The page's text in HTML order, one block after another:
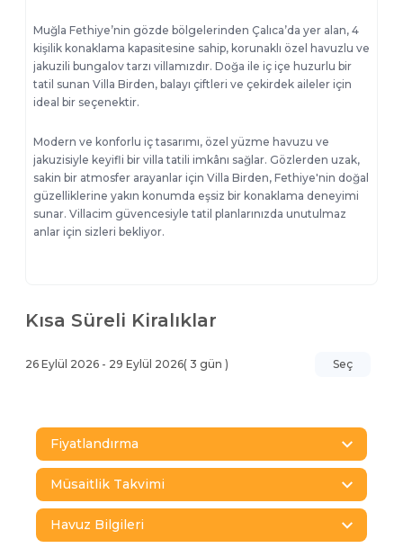
Muğla Fethiye’nin gözde bölgelerinden Çalıca’da yer alan, 4
kişilik konaklama kapasitesine sahip, korunaklı özel havuzlu ve
jakuzili bungalov tarzı villamızdır. Doğa ile iç içe huzurlu bir
tatil sunan Villa Birden, balayı çiftleri ve çekirdek aileler için
ideal bir seçenektir.
Modern ve konforlu iç tasarımı, özel yüzme havuzu ve
jakuzisiyle keyifli bir villa tatili imkânı sağlar. Gözlerden uzak,
sakin bir atmosfer arayanlar için Villa Birden, Fethiye'nin doğal
güzelliklerine yakın konumda eşsiz bir konaklama deneyimi
sunar. Villacim güvencesiyle tatil planlarınızda unutulmaz
anlar için sizleri bekliyor.
Kısa Süreli Kiralıklar
26 Eylül 2026 - 29 Eylül 2026( 3 gün ) Seç
Fiyatlandırma
Müsaitlik Takvimi
Havuz Bilgileri